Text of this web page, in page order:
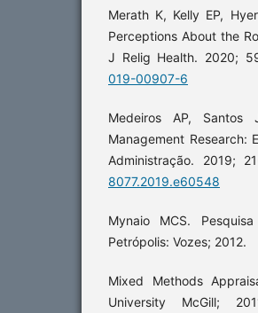
Merath K, Kelly EP,
Perceptions About the
J Relig Health. 2020;
019-00907-6
Medeiros AP, Santos
Management Research:
Administração. 2019;
8077.2019.e60548
Mynaio MCS.
Petrópolis: Vozes; 2012.
Mixed Methods
University McGill;